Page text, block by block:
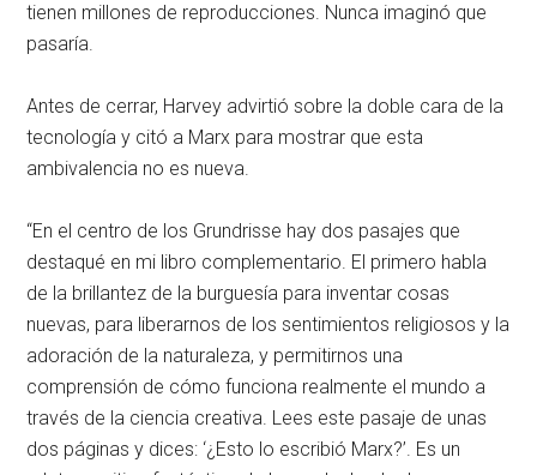
tienen millones de reproducciones. Nunca imaginó que
pasaría.
Antes de cerrar, Harvey advirtió sobre la doble cara de la
tecnología y citó a Marx para mostrar que esta
ambivalencia no es nueva.
“En el centro de los Grundrisse hay dos pasajes que
destaqué en mi libro complementario. El primero habla
de la brillantez de la burguesía para inventar cosas
nuevas, para liberarnos de los sentimientos religiosos y la
adoración de la naturaleza, y permitirnos una
comprensión de cómo funciona realmente el mundo a
través de la ciencia creativa. Lees este pasaje de unas
dos páginas y dices: ‘¿Esto lo escribió Marx?’. Es un